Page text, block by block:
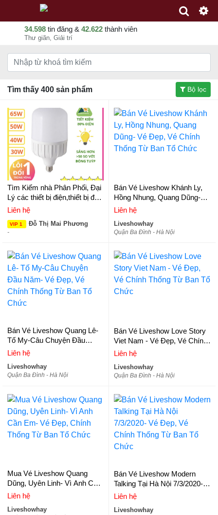
34.598 tin đăng & 42.622 thành viên
Thư giãn, Giải trí
Tìm thấy 400 sản phẩm Bộ lọc
Tìm Kiếm nhà Phân Phối, Đại
Lý các thiết bị điện,thiết bị đèn
ánh sáng cho các gia đình và
Liên hệ
VIP 1 Đỗ Thị Mai Phương
-
Bán Vé Liveshow Khánh Ly,
Hồng Nhung, Quang Dũng-
Vé Đẹp, Vé Chính Thống Từ
Liên hệ
Liveshowhay
Quận Ba Đình - Hà Nội
Bán Vé Liveshow Quang Lê-
Tố My-Câu Chuyện Đầu
Năm- Vé Đẹp, Vé Chính
Liên hệ
Liveshowhay
Quận Ba Đình - Hà Nội
Bán Vé Liveshow Love Story
Viet Nam - Vé Đẹp, Vé Chính
Thống Từ Ban Tổ Chức
Liên hệ
Liveshowhay
Quận Ba Đình - Hà Nội
Mua Vé Liveshow Quang
Dũng, Uyên Linh- Vì Anh Cần
Em- Vé Đẹp, Chính Thống Từ
Liên hệ
Liveshowhay
Bán Vé Liveshow Modern
Talking Tại Hà Nội 7/3/2020-
Vé Đẹp, Vé Chính Thống Từ
Liên hệ
Liveshowhay